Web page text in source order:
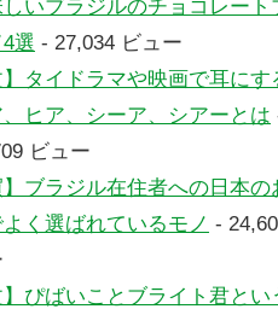
いブラジルのチョコレート
選 - 27,034 ビュー
】タイドラマや映画で耳にす
、ヒア、シーア、シアーとは
ビュー
】ブラジル在住者への日本の
く選ばれているモノ -
】ぴばいことブライト君とい